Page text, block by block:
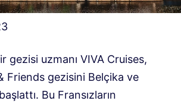
gezisi uzmanı VIVA Cruises,
Friends gezisini Belçika ve
Bu Fransızların